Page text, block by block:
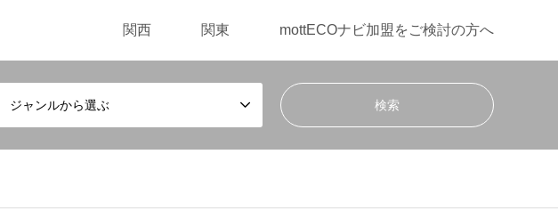
関西 関東 mottECOナビ加盟をご検討の方へ
ジャンルから選ぶ